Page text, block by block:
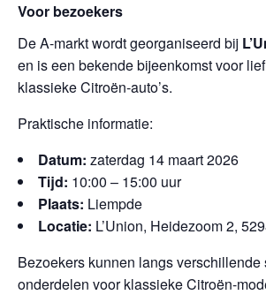
Voor bezoekers
De A-markt wordt georganiseerd bij
en is een bekende bijeenkomst voor
klassieke Citroën-auto’s.
Praktische informatie:
Datum: zaterdag 14 maart 2026
Tijd: 10:00 – 15:00 uur
Plaats: Liempde
Locatie: L’Union, Heidezoom 2,
Bezoekers kunnen langs verschillende
onderdelen voor klassieke Citroën-